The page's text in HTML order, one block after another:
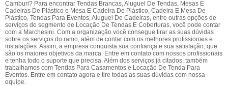
Camburi? Para encontrar Tendas Brancas, Aluguel De Tendas, Mesas E
Cadeiras De Plástico e Mesa E Cadeira De Plástico, Cadeira E Mesa De
Plástico, Tendas Para Eventos, Aluguel De Cadeiras, entre outras opções de
serviços do segmento de Locação De Tendas E Coberturas, você pode contar
com a Marchesini. Com a organização você consegue tirar as suas dúvidas
sobre os serviços do ramo, além de contar com os melhores profissionais e
instalações. Assim, a empresa conquista sua confiança e sua satisfação, que
são os maiores objetivos da marca. Entre em contato com nossos profissionais
e tenha todo o suporte que precisa. Além dos serviços já citados, também
trabalhamos com Tendas Para Casamentos e Locação De Tenda Para
Eventos. Entre em contato agora e tire todas as suas dúvidas com nossa
equipe.